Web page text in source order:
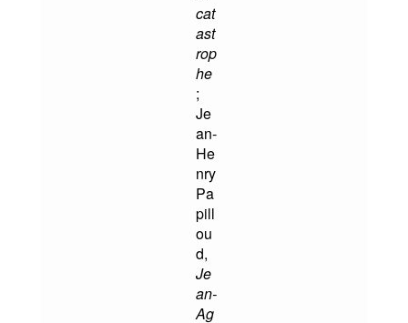
cat
ast
rop
he
;
Je
an-
He
nry
Pa
pill
ou
d,
Je
an-
Ag